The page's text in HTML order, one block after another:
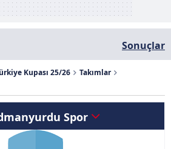
Sonuçlar
Kupası 25/26
Takımlar
Spor